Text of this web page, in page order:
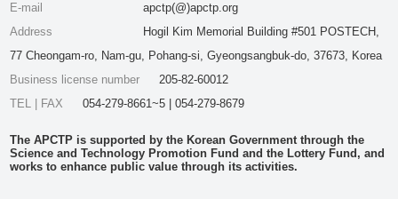
E-mail
apctp(@)apctp.org
Address
Hogil Kim Memorial Building #501 POSTECH,
77 Cheongam-ro, Nam-gu, Pohang-si, Gyeongsangbuk-do, 37673, Korea
Business license number
205-82-60012
TEL | FAX
054-279-8661~5 | 054-279-8679
The APCTP is supported by the Korean Government through the
Science and Technology Promotion Fund and the Lottery Fund, and
works to enhance public value through its activities.